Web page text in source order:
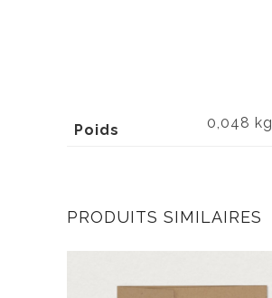
Poids 0,048 kg
PRODUITS SIMILAIRES